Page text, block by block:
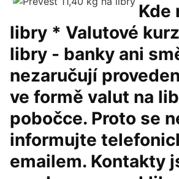
Kde
libry * Valutové
libry - banky ani
nezaručují
ve formě valut na
pobočce. Proto se
informujte
emailem. Kontakty